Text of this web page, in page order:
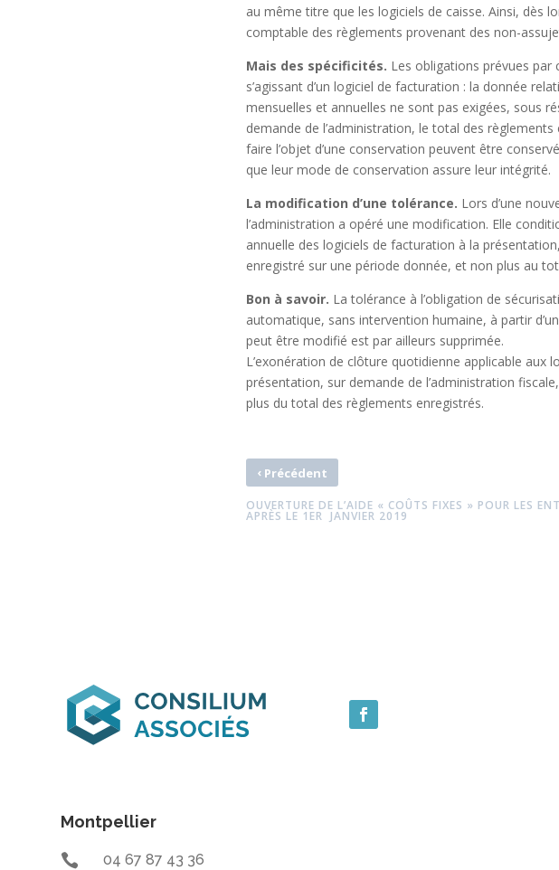
au même titre que les logiciels de caisse. Ainsi, dès
comptable des règlements provenant des non-
Mais des spécificités. Les obligations prévues par
s’agissant d’un logiciel de facturation : la donnée
mensuelles et annuelles ne sont pas exigées, sous
demande de l’administration, le total des
faire l’objet d’une conservation peuvent être
que leur mode de conservation assure leur intégrité.
La modification d’une tolérance. Lors d’une
l’administration a opéré une modification. Elle
annuelle des logiciels de facturation à la
enregistré sur une période donnée, et non plus au
Bon à savoir. La tolérance à l’obligation de
automatique, sans intervention humaine, à partir
peut être modifié est par ailleurs supprimée.
L’exonération de clôture quotidienne applicable aux
présentation, sur demande de l’administration
plus du total des règlements enregistrés.
‹ Précédent
OUVERTURE DE L’AIDE « COÛTS FIXES » POUR LES
APRÈS LE 1ER JANVIER 2019
Montpellier
 04 67 87 43 36